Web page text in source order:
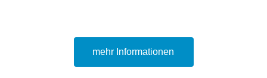
mehr Informationen